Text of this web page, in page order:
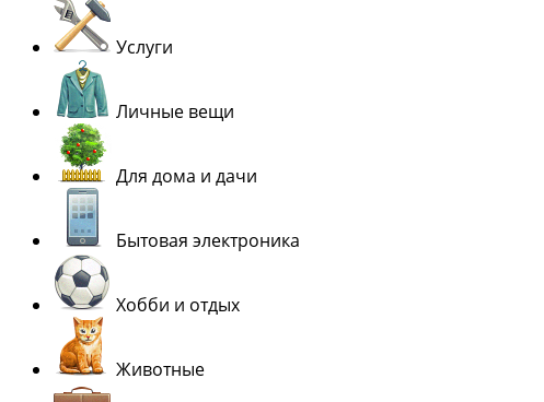
Услуги
Личные вещи
Для дома и дачи
Бытовая электроника
Хобби и отдых
Животные